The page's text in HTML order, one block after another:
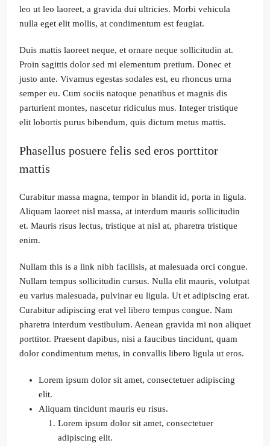
leo ut leo laoreet, a gravida dui ultricies. Morbi vehicula
nulla eget elit mollis, at condimentum est feugiat.
Duis mattis laoreet neque, et ornare neque sollicitudin at.
Proin sagittis dolor sed mi elementum pretium. Donec et
justo ante. Vivamus egestas sodales est, eu rhoncus urna
semper eu. Cum sociis natoque penatibus et magnis dis
parturient montes, nascetur ridiculus mus. Integer tristique
elit lobortis purus bibendum, quis dictum metus mattis.
Phasellus posuere felis sed eros porttitor
mattis
Curabitur massa magna, tempor in blandit id, porta in ligula.
Aliquam laoreet nisl massa, at interdum mauris sollicitudin
et. Mauris risus lectus, tristique at nisl at, pharetra tristique
enim.
Nullam this is a link nibh facilisis, at malesuada orci congue.
Nullam tempus sollicitudin cursus. Nulla elit mauris, volutpat
eu varius malesuada, pulvinar eu ligula. Ut et adipiscing erat.
Curabitur adipiscing erat vel libero tempus congue. Nam
pharetra interdum vestibulum. Aenean gravida mi non aliquet
porttitor. Praesent dapibus, nisi a faucibus tincidunt, quam
dolor condimentum metus, in convallis libero ligula ut eros.
Lorem ipsum dolor sit amet, consectetuer adipiscing
elit.
Aliquam tincidunt mauris eu risus.
Lorem ipsum dolor sit amet, consectetuer
adipiscing elit.